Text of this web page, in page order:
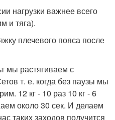
нагрузки важнее всего
и тяга).
плечевого пояса после
мы растягиваем с
т. е. когда без паузы мы
12 кг - 10 раз 10 кг - 6
около 30 сек. И делаем
таких заходов получится